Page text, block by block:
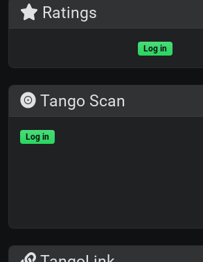
Ratings
Log in
Tango Scan
Log in